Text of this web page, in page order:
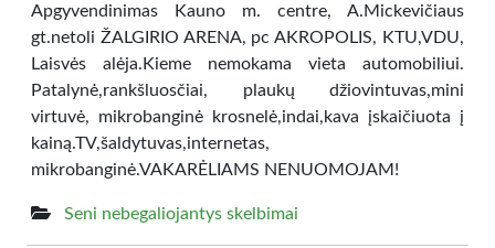
Apgyvendinimas Kauno m. centre, A.Mickevičiaus
gt.netoli ŽALGIRIO ARENA, pc AKROPOLIS, KTU,VDU,
Laisvės alėja.Kieme nemokama vieta automobiliui.
Patalynė,rankšluosčiai, plaukų džiovintuvas,mini
virtuvė, mikrobanginė krosnelė,indai,kava įskaičiuota į
kainą.TV,šaldytuvas,internetas,
mikrobanginė.VAKARĖLIAMS NENUOMOJAM!
Seni nebegaliojantys skelbimai